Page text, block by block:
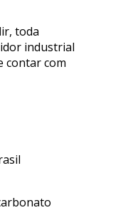
toda
industrial
contar com